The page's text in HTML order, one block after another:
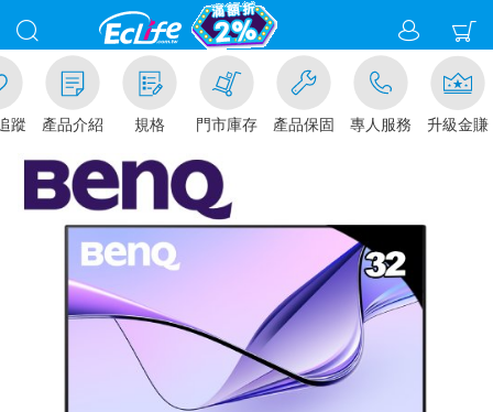
蹤 產品介紹 規格 門市庫存 產品保固 專人服務 升級金賺